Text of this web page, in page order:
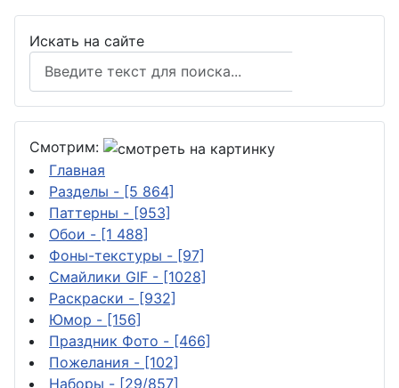
Искать на сайте
Смотрим:
Главная
Разделы - [5 864]
Паттерны - [953]
Обои - [1 488]
Фоны-текстуры - [97]
Смайлики GIF - [1028]
Раскраски - [932]
Юмор - [156]
Праздник Фото - [466]
Пожелания - [102]
Наборы - [29/857]